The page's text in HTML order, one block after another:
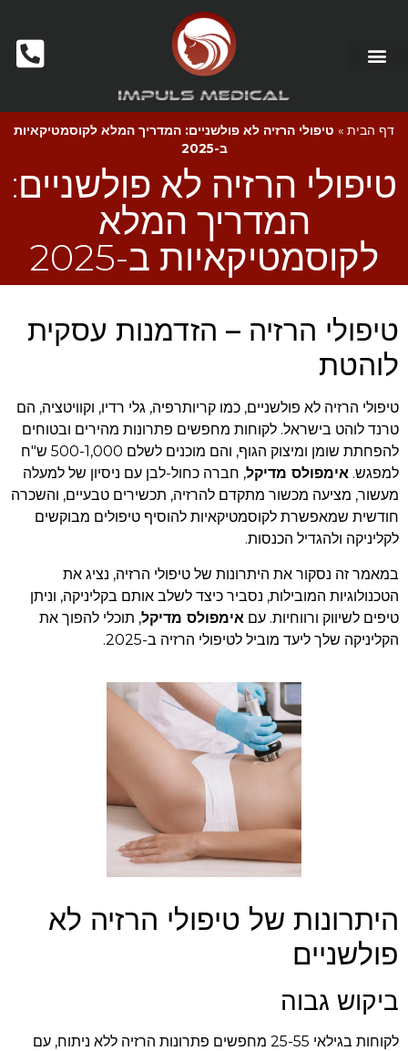
דף הבית » טיפולי הרזיה לא פולשניים: המדריך המלא לקוסמטיקאיות
ב-2025
טיפולי הרזיה לא פולשניים:
המדריך המלא
לקוסמטיקאיות ב-2025
טיפולי הרזיה – הזדמנות עסקית
לוהטת
טיפולי הרזיה לא פולשניים, כמו קריותרפיה, גלי רדיו, וקוויטציה, הם
טרנד לוהט בישראל. לקוחות מחפשים פתרונות מהירים ובטוחים
להפחתת שומן ומיצוק הגוף, והם מוכנים לשלם 500-1,000 ש"ח
למפגש. אימפולס מדיקל, חברה כחול-לבן עם ניסיון של למעלה
מעשור, מציעה מכשור מתקדם להרזיה, תכשירים טבעיים, והשכרה
חודשית שמאפשרת לקוסמטיקאיות להוסיף טיפולים מבוקשים
לקליניקה ולהגדיל הכנסות.
במאמר זה נסקור את היתרונות של טיפולי הרזיה, נציג את
הטכנולוגיות המובילות, נסביר כיצד לשלב אותם בקליניקה, וניתן
טיפים לשיווק ורווחיות. עם אימפולס מדיקל, תוכלי להפוך את
הקליניקה שלך ליעד מוביל לטיפולי הרזיה ב-2025.
היתרונות של טיפולי הרזיה לא
פולשניים
ביקוש גבוה
לקוחות בגילאי 25-55 מחפשים פתרונות הרזיה ללא ניתוח, עם